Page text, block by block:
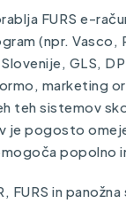
FURS e-
(npr. Vasco,
GLS,
marketing
teh sistemov
je pogosto
popolno
FURS in